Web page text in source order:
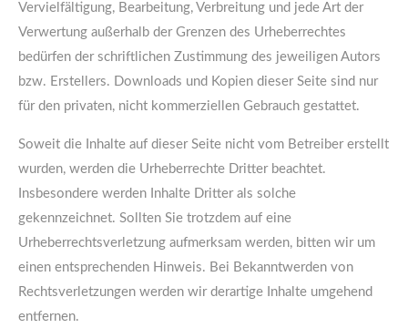
Vervielfältigung, Bearbeitung, Verbreitung und jede Art der
Verwertung außerhalb der Grenzen des Urheberrechtes
bedürfen der schriftlichen Zustimmung des jeweiligen Autors
bzw. Erstellers. Downloads und Kopien dieser Seite sind nur
für den privaten, nicht kommerziellen Gebrauch gestattet.
Soweit die Inhalte auf dieser Seite nicht vom Betreiber erstellt
wurden, werden die Urheberrechte Dritter beachtet.
Insbesondere werden Inhalte Dritter als solche
gekennzeichnet. Sollten Sie trotzdem auf eine
Urheberrechtsverletzung aufmerksam werden, bitten wir um
einen entsprechenden Hinweis. Bei Bekanntwerden von
Rechtsverletzungen werden wir derartige Inhalte umgehend
entfernen.